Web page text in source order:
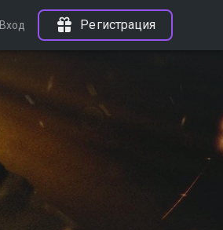
Вход Регистрация